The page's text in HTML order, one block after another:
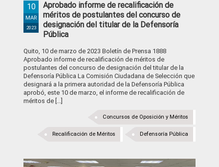
Aprobado informe de recalificación de
méritos de postulantes del concurso de
designación del titular de la Defensoría
Pública
10
MAR
2023
Quito, 10 de marzo de 2023 Boletín de Prensa 1888
Aprobado informe de recalificación de méritos de
postulantes del concurso de designación del titular de la
Defensoría Pública La Comisión Ciudadana de Selección que
designará a la primera autoridad de la Defensoría Pública
aprobó, este 10 de marzo, el informe de recalificación de
méritos de [...]
Concursos de Oposición y Méritos
Defensoría Pública
Recalificación de Méritos